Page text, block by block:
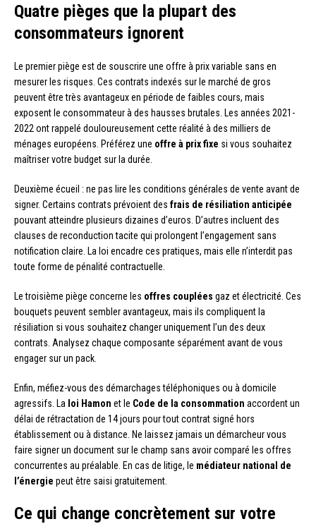
Quatre pièges que la plupart des
consommateurs ignorent
Le premier piège est de souscrire une offre à prix variable sans en
mesurer les risques. Ces contrats indexés sur le marché de gros
peuvent être très avantageux en période de faibles cours, mais
exposent le consommateur à des hausses brutales. Les années 2021-
2022 ont rappelé douloureusement cette réalité à des milliers de
ménages européens. Préférez une offre à prix fixe si vous souhaitez
maîtriser votre budget sur la durée.
Deuxième écueil : ne pas lire les conditions générales de vente avant de
signer. Certains contrats prévoient des frais de résiliation anticipée
pouvant atteindre plusieurs dizaines d’euros. D’autres incluent des
clauses de reconduction tacite qui prolongent l’engagement sans
notification claire. La loi encadre ces pratiques, mais elle n’interdit pas
toute forme de pénalité contractuelle.
Le troisième piège concerne les offres couplées gaz et électricité. Ces
bouquets peuvent sembler avantageux, mais ils compliquent la
résiliation si vous souhaitez changer uniquement l’un des deux
contrats. Analysez chaque composante séparément avant de vous
engager sur un pack.
Enfin, méfiez-vous des démarchages téléphoniques ou à domicile
agressifs. La loi Hamon et le Code de la consommation accordent un
délai de rétractation de 14 jours pour tout contrat signé hors
établissement ou à distance. Ne laissez jamais un démarcheur vous
faire signer un document sur le champ sans avoir comparé les offres
concurrentes au préalable. En cas de litige, le médiateur national de
l’énergie peut être saisi gratuitement.
Ce qui change concrètement sur votre